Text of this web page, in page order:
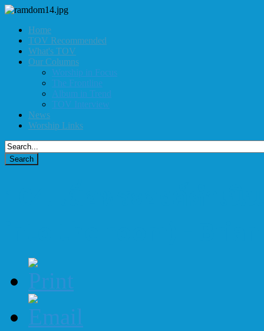
Home
TOV Recommended
What's TOV
Our Columns
Worship in Focus
The Frontline
Album in Trend
TOV Interview
News
Worship Links